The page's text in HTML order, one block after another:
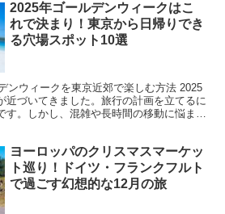
2025年ゴールデンウィークはこ
れで決まり！東京から日帰りでき
る穴場スポット10選
ンウィークを東京近郊で楽しむ方法 2025
近づいてきました。旅行の計画を立てるに
。しかし、混雑や長時間の移動に悩まさ
ヨーロッパのクリスマスマーケッ
ト巡り！ドイツ・フランクフルト
で過ごす幻想的な12月の旅